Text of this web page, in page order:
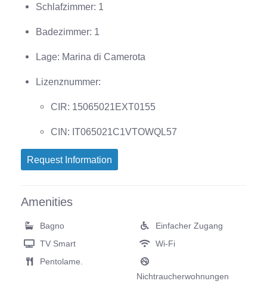
Schlafzimmer: 1
Badezimmer: 1
Lage: Marina di Camerota
Lizenznummer:
CIR: 15065021EXT0155
CIN: IT065021C1VTOWQL57
Request Information
Amenities
Bagno
Einfacher Zugang
TV Smart
Wi-Fi
Pentolame.
Nichtraucherwohnungen